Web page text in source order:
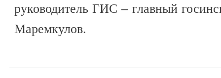
руководитель ГИС – главный
Маремкулов.